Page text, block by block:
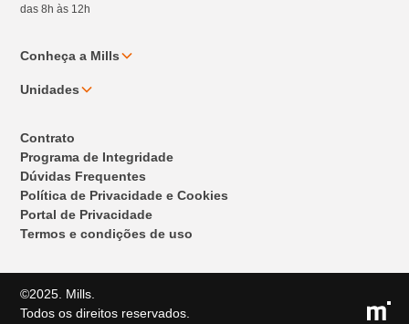
das 8h às 12h
Conheça a Mills
Unidades
Contrato
Programa de Integridade
Dúvidas Frequentes
Política de Privacidade e Cookies
Portal de Privacidade
Termos e condições de uso
©2025. Mills.
Todos os direitos reservados.